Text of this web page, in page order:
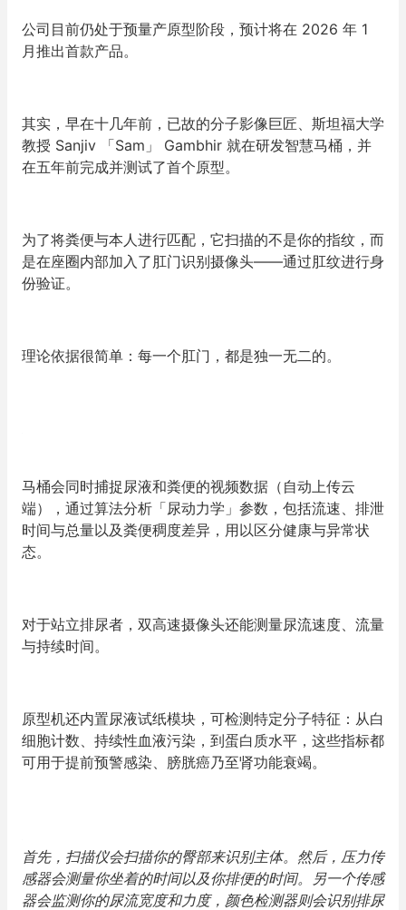
公司目前仍处于预量产原型阶段，预计将在 2026 年 1
月推出首款产品。
其实，早在十几年前，已故的分子影像巨匠、斯坦福大学
教授 Sanjiv
「Sam 」
Gambhir 就在研发智慧马桶，并
在五年前完成并测试了首个原型。
为了将粪便与本人进行匹配，它扫描的不是你的指纹，而
是在座圈内部加入了肛门识别摄像头——通过肛纹进行身
份验证。
理论依据很简单：每一个肛门，都是独一无二的。
马桶会同时捕捉尿液和粪便的视频数据（自动上传云
端），通过算法分析 「尿动力学 」 参数，包括流速、排泄
时间与总量以及粪便稠度差异，用以区分健康与异常状
态。
对于站立排尿者，双高速摄像头还能测量尿流速度、流量
与持续时间。
原型机还内置尿液试纸模块，可检测特定分子特征：从白
细胞计数、持续性血液污染，到蛋白质水平，这些指标都
可用于提前预警感染、膀胱癌乃至肾功能衰竭。
首先，扫描仪会扫描你的臀部来识别主体。然后，压力传
感器会测量你坐着的时间以及你排便的时间。另一个传感
器会监测你的尿流宽度和力度，颜色检测器则会识别排尿